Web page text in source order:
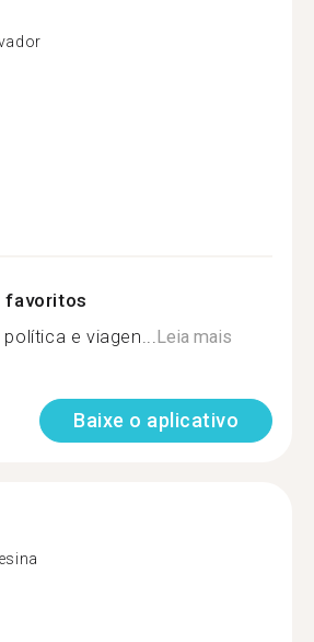
favoritos
política e viagen...Leia mais
Baixe o aplicativo